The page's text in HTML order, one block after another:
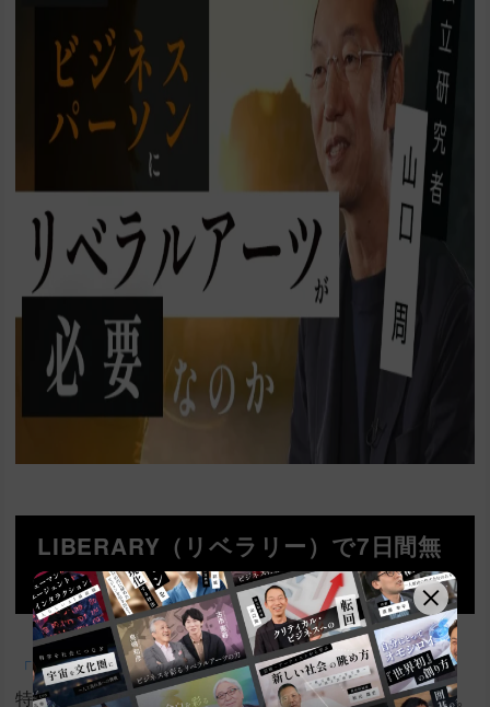
LIBERARY（リベラリー）で7日間無
料体験を始めよう
「LIBERARY」（リベラリー）は、リベラルアーツに
特化したサブスクのオンライン動画学習サービスです。